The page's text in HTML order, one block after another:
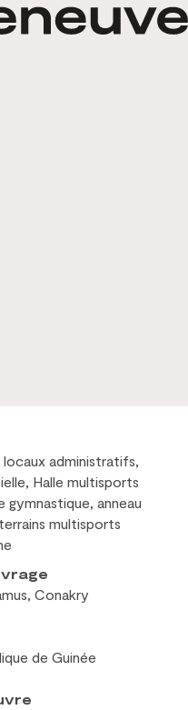
locaux administratifs,
Halle multisports
gymnastique, anneau
terrains multisports
Conakry
de Guinée